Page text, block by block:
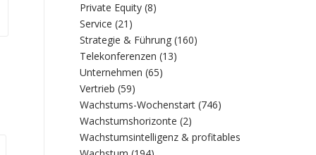
Private Equity (8)
Service (21)
Strategie & Führung (160)
Telekonferenzen (13)
Unternehmen (65)
Vertrieb (59)
Wachstums-Wochenstart (746)
Wachstumshorizonte (2)
Wachstumsintelligenz & profitables